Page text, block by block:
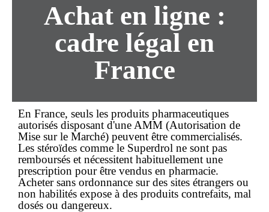
Achat en ligne :
cadre légal en
France
En France, seuls les produits pharmaceutiques
autorisés disposant d'une AMM (Autorisation de
Mise sur le Marché) peuvent être commercialisés.
Les stéroïdes comme le Superdrol ne sont pas
remboursés et nécessitent habituellement une
prescription pour être vendus en pharmacie.
Achetersans ordonnance sur des sites étrangers ou
non habilités expose à des produits contrefaits, mal
dosés ou dangereux.